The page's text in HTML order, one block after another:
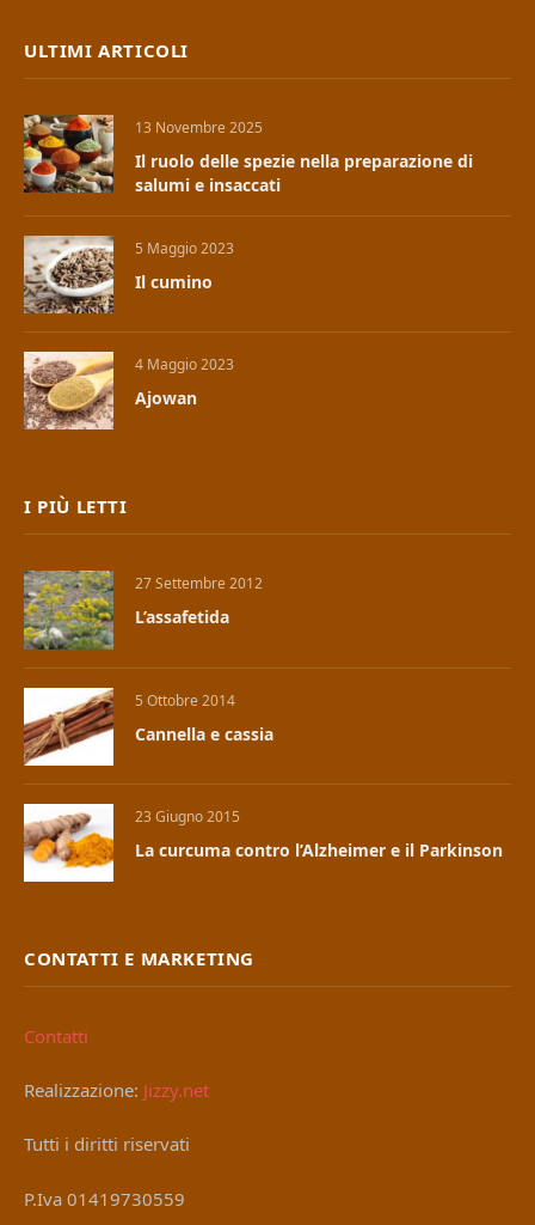
ULTIMI ARTICOLI
13 Novembre 2025
Il ruolo delle spezie nella preparazione di
salumi e insaccati
5 Maggio 2023
Il cumino
4 Maggio 2023
Ajowan
I PIÙ LETTI
27 Settembre 2012
L’assafetida
5 Ottobre 2014
Cannella e cassia
23 Giugno 2015
La curcuma contro l’Alzheimer e il Parkinson
CONTATTI E MARKETING
Contatti
Realizzazione: Jizzy.net
Tutti i diritti riservati
P.Iva 01419730559